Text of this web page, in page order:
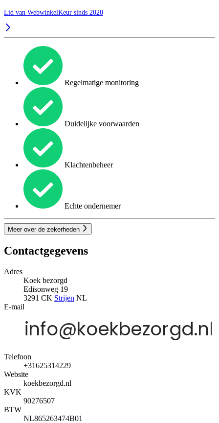
Lid van WebwinkelKeur sinds 2020
Regelmatige monitoring
Duidelijke voorwaarden
Klachtenbeheer
Echte ondernemer
Meer over de zekerheden
Contactgegevens
Adres
Koek bezorgd
Edisonweg 19
3291 CK Strijen NL
E-mail
Telefoon
+31625314229
Website
koekbezorgd.nl
KVK
90276507
BTW
NL865263474B01